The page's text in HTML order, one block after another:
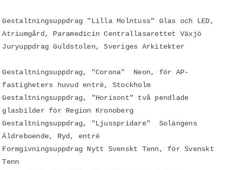
Gestaltningsuppdrag "Lilla Molntuss" Glas och LED,
Atriumgård, Paramedicin Centrallasarettet Växjö
Juryuppdrag Guldstolen, Sveriges Arkitekter
Gestaltningsuppdrag, "Corona" Neon, för AP-
fastigheters huvud entré, Stockholm
Gestaltningsuppdrag, "Horisont" två pendlade
glasbilder för Region Kronoberg
Gestaltningsuppdrag, "Ljusspridare" Solängens
Äldreboende, Ryd, entré
Formgivningsuppdrag Nytt Svenskt Tenn, för Svenskt
Tenn